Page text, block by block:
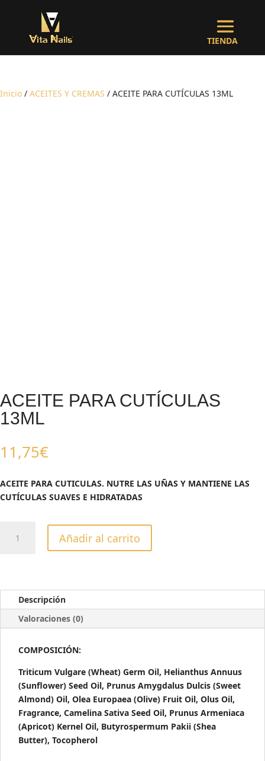
Inicio / ACEITES Y CREMAS / ACEITE PARA CUTÍCULAS 13ML
ACEITE PARA CUTÍCULAS
13ML
11,75€
ACEITE PARA CUTICULAS. NUTRE LAS UÑAS Y MANTIENE LAS
CUTÍCULAS SUAVES E HIDRATADAS
PARA
Añadir al carrito
Descripción
Valoraciones (0)
COMPOSICIÓN:
Triticum Vulgare (Wheat) Germ Oil, Helianthus Annuus
(Sunflower) Seed Oil, Prunus Amygdalus Dulcis (Sweet
Almond) Oil, Olea Europaea (Olive) Fruit Oil, Olus Oil,
Fragrance, Camelina Sativa Seed Oil, Prunus Armeniaca
(Apricot) Kernel Oil, Butyrospermum Pakii (Shea
Butter), Tocopherol